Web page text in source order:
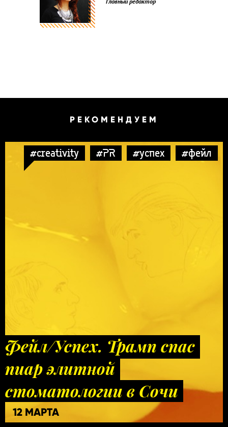
РЕКОМЕНДУЕМ
#creativity #PR #успех #фейл
Фейл/Успех. Трамп спас
пиар элитной
стоматологии в Сочи
12 МАРТА